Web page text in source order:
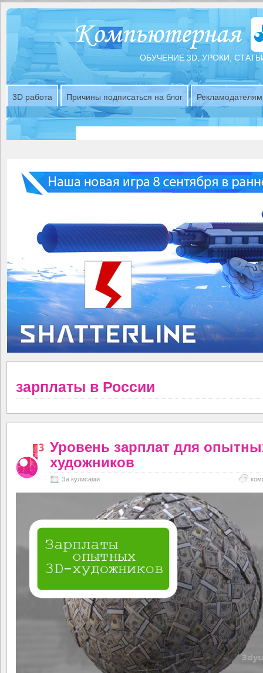
ОБУЧЕНИЕ 3D, УРОКИ,
3D работа Причины подписаться на блог Рекламодателям
зарплаты в России
Уровень зарплат для
художников
За кулисами